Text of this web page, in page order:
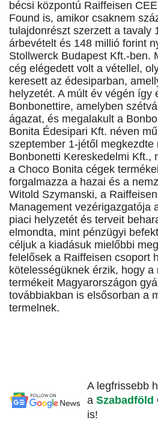
bécsi központú Raiffeisen
Found is, amikor csaknem
tulajdonrészt szerzett a tavaly
árbevételt és 148 millió forint
Stollwerck Budapest Kft.-ben.
cég elégedett volt a vétellel,
keresett az édesiparban,
helyzetét. A múlt év végén így
Bonbonettire, amelyben
ágazat, és megalakult a
Bonita Édesipari Kft. néven
szeptember 1-jétől megkezdte
Bonbonetti Kereskedelmi Kft.,
a Choco Bonita cégek
forgalmazza a hazai és a
Witold Szymanski, a
Management vezérigazgatója
piaci helyzetét és terveit
elmondta, mint pénzügyi
céljuk a kiadásuk mielőbbi
felelősek a Raiffeisen csoport
kötelességüknek érzik, hogy
termékeit Magyarországon
továbbiakban is elsősorban a
termelnek.
A legfrissebb
a Szabadföld
is!